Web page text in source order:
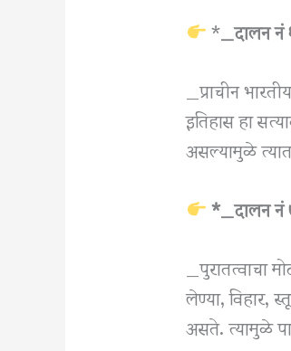
*_दालन
_प्राचीन
इतिहास हा
असल्यामुळे
*_दालन नं
_पुरातत्वाचा
लेण्या, विहार,
असते. त्यामुळे